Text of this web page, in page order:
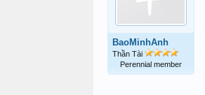
BaoMinhAnh
Thần Tài
Perennial member